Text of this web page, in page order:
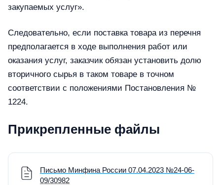
закупаемых услуг».
Следовательно, если поставка товара из перечня
предполагается в ходе выполнения работ или
оказания услуг, заказчик обязан установить долю
вторичного сырья в таком товаре в точном
соответствии с положениями Постановления №
1224.
Прикрепленные файлы
Письмо Минфина России 07.04.2023 №24-06-
09/30982